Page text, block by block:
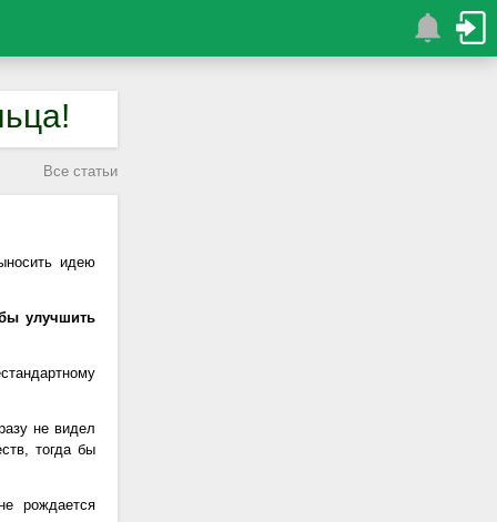
Все статьи
идею
улучшить
не видел
тогда бы
рождается